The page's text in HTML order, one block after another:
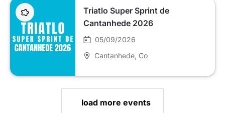
Triatlo Super Sprint de
Cantanhede 2026
05/09/2026
Cantanhede , Co
load more events